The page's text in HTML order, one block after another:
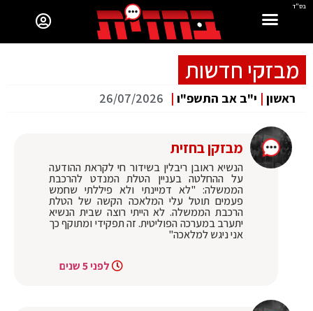
בס"ד
מבזקי חדשות
ראשון | י"ב אב התשפ"ו |
26/07/2026
מבזקן בחזית
הנשיא ראובן ריבלין בשידור חי לקראת ההודעה
על ההחלטה בעניין הטלת המנדט להרכבת
הממשלה: "לא דמיינתי ולא פיללתי שחמש
פעמים תוטל עלי המלאכה הקשה של הטלת
הרכבת הממשלה. לא הייתי רוצה שבית הנשיא
יתערב במערכה הפוליטית. זה תפקידי ומתוקף כך
אני ניגש למלאכה"
לפני 5 שנים